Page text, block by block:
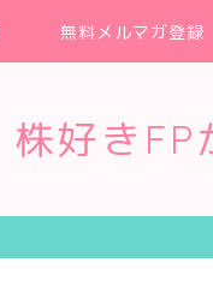
無料メルマガ登録
株好き